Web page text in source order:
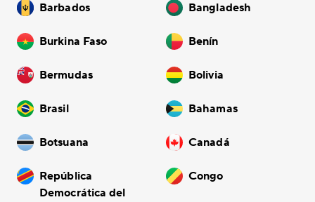
Barbados Bangladesh
Burkina Faso Benín
Bermudas Bolivia
Brasil Bahamas
Botsuana Canadá
República
Democrática del
Congo